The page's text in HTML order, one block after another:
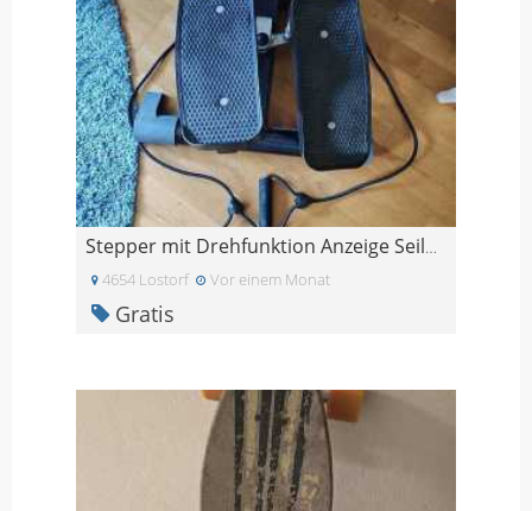
Stepper mit Drehfunktion Anzeige Seilen Sommerfigu
4654 Lostorf Vor einem Monat
Gratis